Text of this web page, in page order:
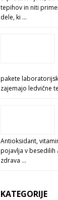
tepihov in niti
dele, ki …
pakete
zajemajo ledvične
Antioksidant,
pojavlja v besedilih
zdrava …
KATEGORIJE